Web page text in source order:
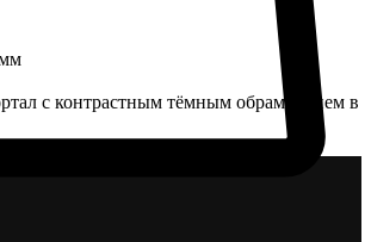
с контрастным тёмным обрамлением в